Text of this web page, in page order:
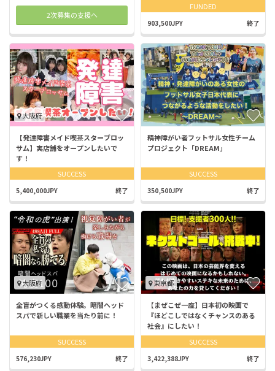
2次募集の支援へ
FUNDED
903,500JPY 終了
大阪府
【発達障害メイド喫茶スターブロッ
サム】実店舗をオープンしたいで
す！
SUCCESS
5,400,000JPY 終了
精神障がい者フットサル女性チーム
プロジェクト「DREAM」
SUCCESS
350,500JPY 終了
大阪府
全盲がつくる感動体験。暗闇ヘッド
スパで新しい職業を当たり前に！
SUCCESS
576,230JPY 終了
東京都
【まぜこぜ一座】日本初の映画で
『ほどこしではなくチャンスのある
社会』にしたい！
SUCCESS
3,422,388JPY 終了